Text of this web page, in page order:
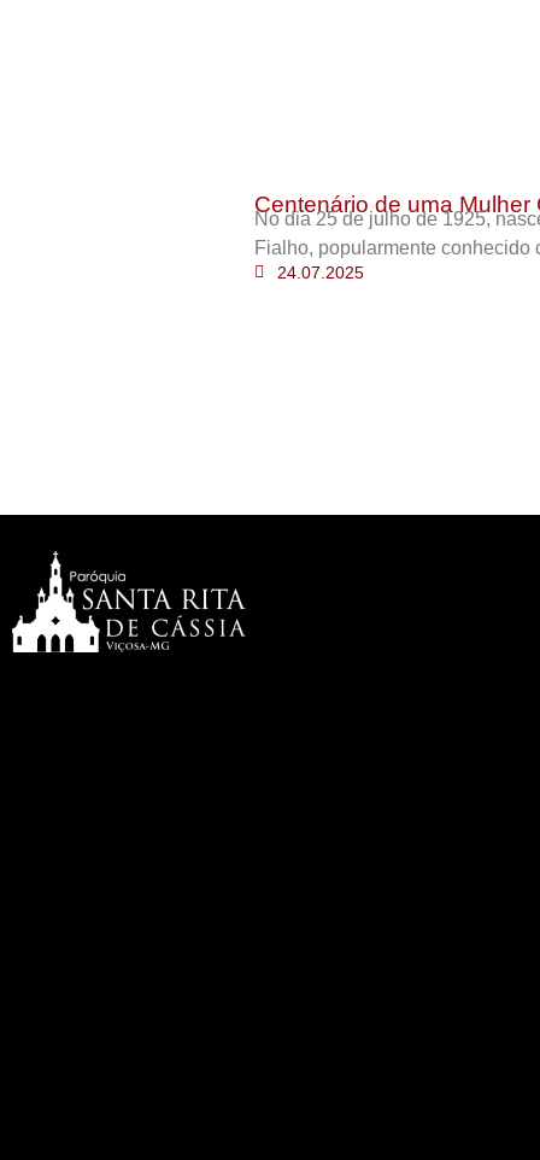
Centenário de uma Mulher
No dia 25 de julho de 1925,
Fialho, popularmente conhecido
24.07.2025